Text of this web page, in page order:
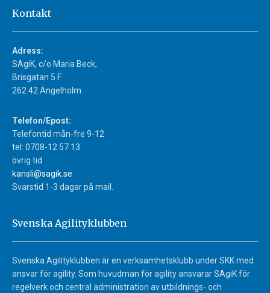
Kontakt
Adress:
SAgiK, c/o Maria Beck,
Brisgatan 5 F
262 42 Ängelholm
Telefon/Epost:
Telefontid mån-fre 9-12
tel: 0708-12 57 13
övrig tid
kansli@sagik.se
Svarstid 1-3 dagar på mail.
Svenska Agilityklubben
Svenska Agilityklubben är en verksamhetsklubb under SKK med
ansvar för agility. Som huvudman för agility ansvarar SAgiK för
regelverk och central administration av utbildnings- och